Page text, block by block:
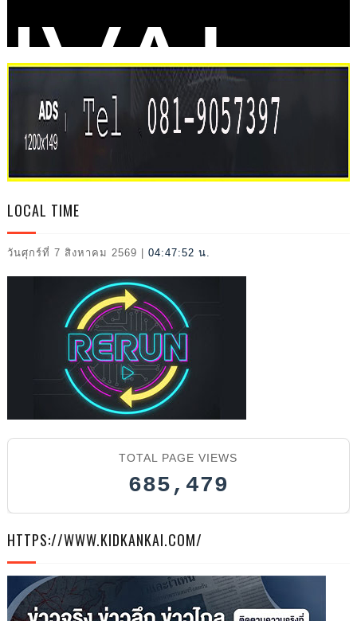
IVAL
2026
LOCAL TIME
วันศุกร์ที่ 7 สิงหาคม 2569 04:47:53 น.
TOTAL PAGE VIEWS
685,479
HTTPS://WWW.KIDKANKAI.COM/